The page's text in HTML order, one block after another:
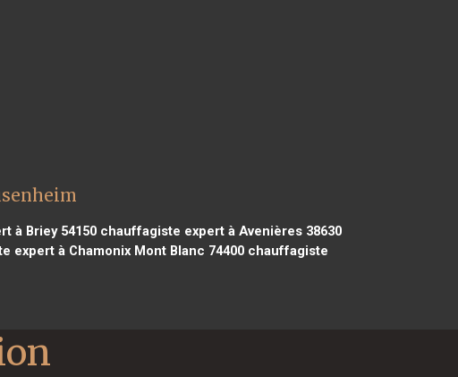
à Briey 54150 chauffagiste expert à Avenières 38630
expert à Chamonix Mont Blanc 74400chauffagiste